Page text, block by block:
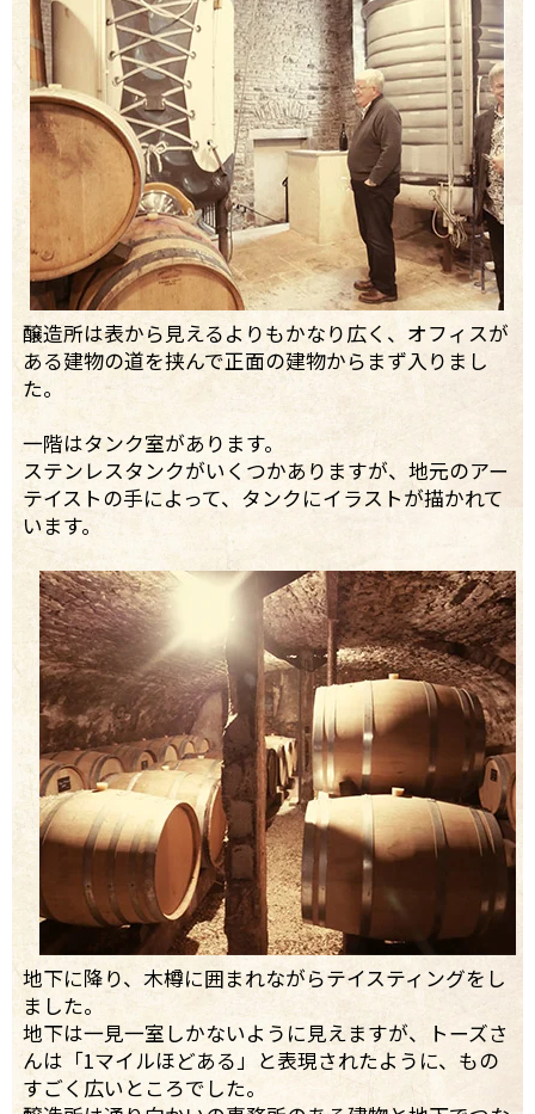
醸造所は表から見えるよりもかなり広く、オフィスが
ある建物の道を挟んで正面の建物からまず入りまし
た。
一階はタンク室があります。
ステンレスタンクがいくつかありますが、地元のアー
テイストの手によって、タンクにイラストが描かれて
います。
地下に降り、木樽に囲まれながらテイスティングをし
ました。
地下は一見一室しかないように見えますが、トーズさ
んは「1マイルほどある」と表現されたように、もの
すごく広いところでした。